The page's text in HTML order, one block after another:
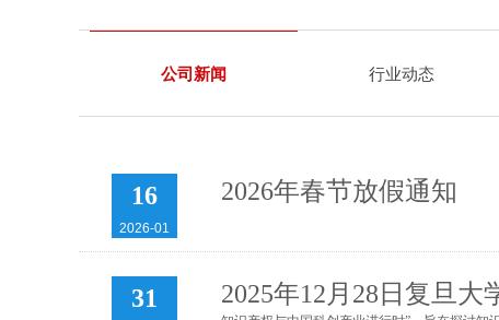
公司新闻 行业动态
16
2026-01
2026年春节放假通知
31 2025年12月28日复旦